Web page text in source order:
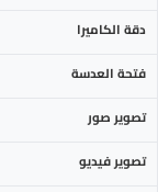
دقة الكاميرا
فتحة العدسة
تصوير صور
تصوير فيديو